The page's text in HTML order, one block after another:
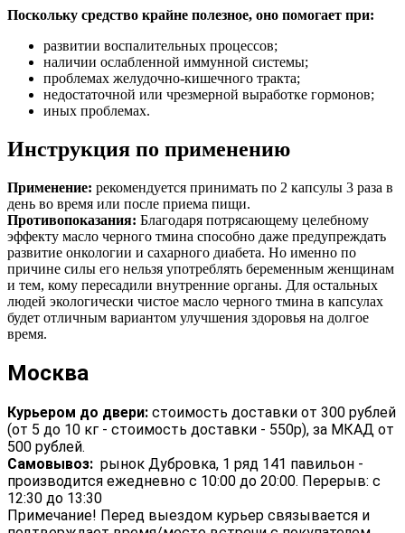
Поскольку средство крайне полезное, оно помогает при:
развитии воспалительных процессов;
наличии ослабленной иммунной системы;
проблемах желудочно-кишечного тракта;
недостаточной или чрезмерной выработке гормонов;
иных проблемах.
Инструкция по применению
Применение: рекомендуется принимать по 2 капсулы 3 раза в
день во время или после приема пищи.
Противопоказания: Благодаря потрясающему целебному
эффекту масло черного тмина способно даже предупреждать
развитие онкологии и сахарного диабета. Но именно по
причине силы его нельзя употреблять беременным женщинам
и тем, кому пересадили внутренние органы. Для остальных
людей экологически чистое масло черного тмина в капсулах
будет отличным вариантом улучшения здоровья на долгое
время.
Москва
Курьером до двери: стоимость доставки от 300 рублей
(от 5 до 10 кг - стоимость доставки - 550р), за МКАД от
500 рублей.
Самовывоз: рынок Дубровка, 1 ряд 141 павильон -
производится ежедневно с 10:00 до 20:00. Перерыв: с
12:30 до 13:30
Примечание! Перед выездом курьер связывается и